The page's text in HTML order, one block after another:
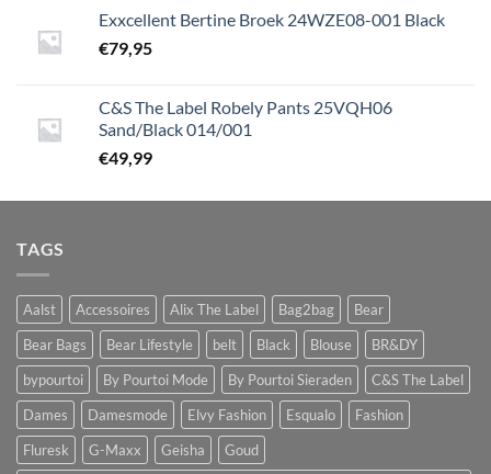
Exxcellent Bertine Broek 24WZE08-001 Black
€79,95
C&S The Label Robely Pants 25VQH06
Sand/Black 014/001
€49,99
TAGS
Aalst Accessoires Alix The Label Bag2bag
Bear
Bear Bags
Bear Lifestyle belt Black Blouse
BR&DY
bypourtoi
By Pourtoi Mode By Pourtoi Sieraden
C&S The Label
Dames
Damesmode Elvy Fashion Esqualo
Fashion
Fluresk
G-Maxx Geisha
Goud